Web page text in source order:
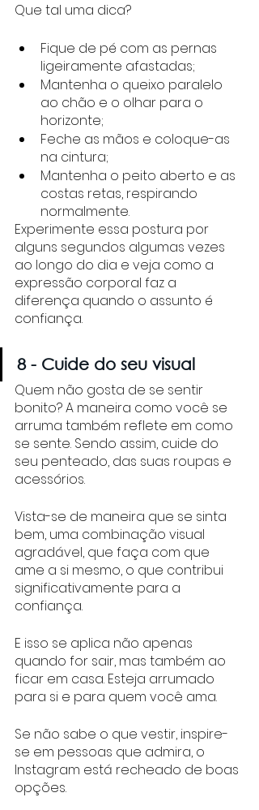
Que tal uma dica?
Fique de pé com as pernas
ligeiramente afastadas;
Mantenha o queixo paralelo
ao chão e o olhar para o
horizonte;
Feche as mãos e coloque-as
na cintura;
Mantenha o peito aberto e as
costas retas, respirando
normalmente.
Experimente essa postura por
alguns segundos algumas vezes
ao longo do dia e veja como a
expressão corporal faz a
diferença quando o assunto é
confiança.
8 - Cuide do seu visual
Quem não gosta de se sentir
bonito? A maneira como você se
arruma também reflete em como
se sente. Sendo assim, cuide do
seu penteado, das suas roupas e
acessórios.
Vista-se de maneira que se sinta
bem, uma combinação visual
agradável, que faça com que
ame a si mesmo, o que contribui
significativamente para a
confiança.
E isso se aplica não apenas
quando for sair, mas também ao
ficar em casa. Esteja arrumado
para si e para quem você ama.
Se não sabe o que vestir, inspire-
se em pessoas que admira, o
Instagram está recheado de boas
opções.